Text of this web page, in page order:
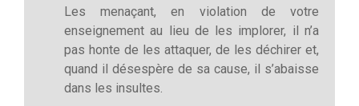
Les menaçant, en violation de votre
enseignement au lieu de les implorer, il n’a
pas honte de les attaquer, de les déchirer et,
quand il désespère de sa cause, il s’abaisse
dans les insultes.